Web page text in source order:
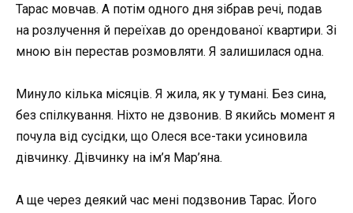
Тарас мовчав. А потім одного дня зібрав речі, подав
на розлучення й переїхав до орендованої квартири. Зі
мною він перестав розмовляти. Я залишилася одна.
Минуло кілька місяців. Я жила, як у тумані. Без сина,
без спілкування. Ніхто не дзвонив. В якийсь момент я
почула від сусідки, що Олеся все-таки усиновила
дівчинку. Дівчинку на ім’я Мар’яна.
А ще через деякий час мені подзвонив Тарас. Його